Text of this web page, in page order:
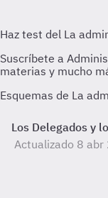
Esquemas de La
Los Delegados y
Actualizado 8 abr